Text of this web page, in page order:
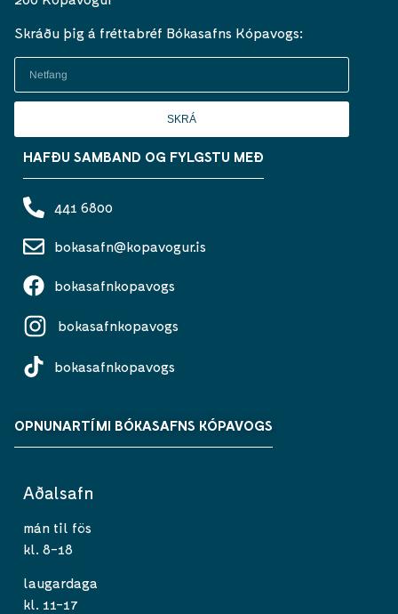
Skráðu þig á fréttabréf Bókasafns Kópavogs:
SKRÁ
HAFÐU SAMBAND OG FYLGSTU MEÐ
441 6800
bokasafn@kopavogur.is
bokasafnkopavogs
bokasafnkopavogs
bokasafnkopavogs
OPNUNARTÍMI BÓKASAFNS KÓPAVOGS
Aðalsafn
mán til fös
kl. 8-18
laugardaga
kl. 11-17